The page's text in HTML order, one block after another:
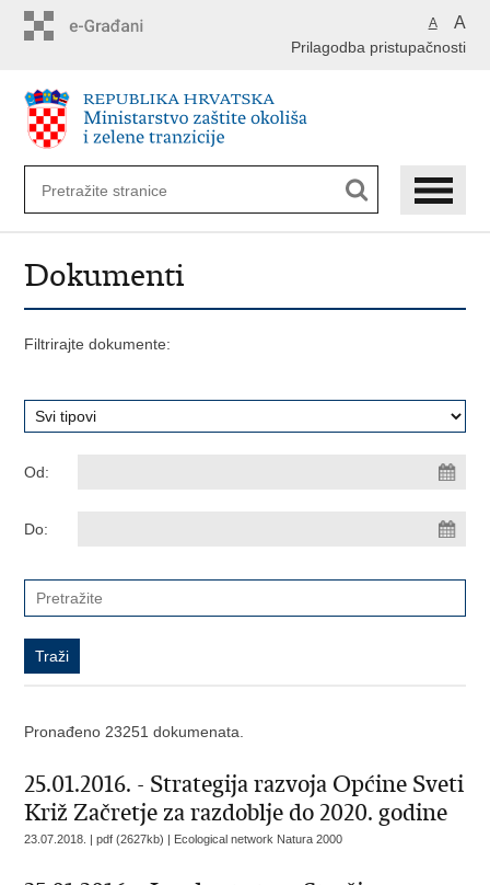
A A
Prilagodba pristupačnosti
Dokumenti
Filtrirajte dokumente:
Od:
Do:
Pronađeno 23251 dokumenata.
25.01.2016. - Strategija razvoja Općine Sveti
Križ Začretje za razdoblje do 2020. godine
23.07.2018. | pdf (2627kb) | Ecological network Natura 2000